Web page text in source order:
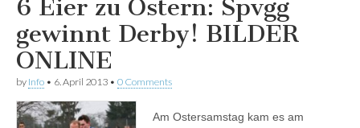
6 Eier zu Ostern: Spvgg
gewinnt Derby! BILDER
ONLINE
by Info • 6. April 2013 • 0 Comments
Am Ostersamstag kam es am